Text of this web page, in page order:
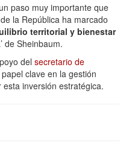
paso muy importante que
la República ha marcado
territorial y bienestar
de Sheinbaum.
del secretario de
clave en la gestión
inversión estratégica.